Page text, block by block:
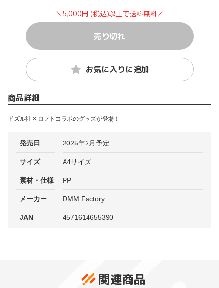
＼5,000円 (税込)以上で送料無料／
売り切れ
お気に入りに追加
商品詳細
ドズル社 × ロフトコラボのグッズが登場！
発売日 2025年2月予定
サイズ A4サイズ
素材・仕様 PP
メーカー DMM Factory
JAN 4571614655390
関連商品